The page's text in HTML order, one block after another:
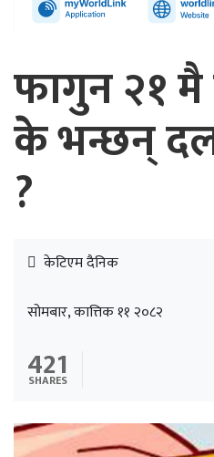
फागुन २१ मै
के भन्छन्
?
केटिएम दैनिक
सोमबार, कात्तिक ११ २०८२
421
SHARES